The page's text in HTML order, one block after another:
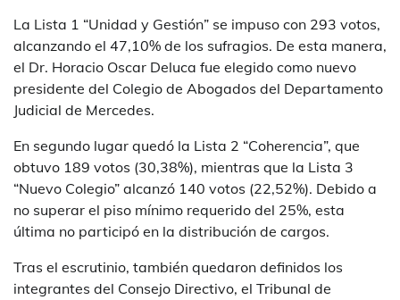
La Lista 1 “Unidad y Gestión” se impuso con 293 votos,
alcanzando el 47,10% de los sufragios. De esta manera,
el Dr. Horacio Oscar Deluca fue elegido como nuevo
presidente del Colegio de Abogados del Departamento
Judicial de Mercedes.
En segundo lugar quedó la Lista 2 “Coherencia”, que
obtuvo 189 votos (30,38%), mientras que la Lista 3
“Nuevo Colegio” alcanzó 140 votos (22,52%). Debido a
no superar el piso mínimo requerido del 25%, esta
última no participó en la distribución de cargos.
Tras el escrutinio, también quedaron definidos los
integrantes del Consejo Directivo, el Tribunal de